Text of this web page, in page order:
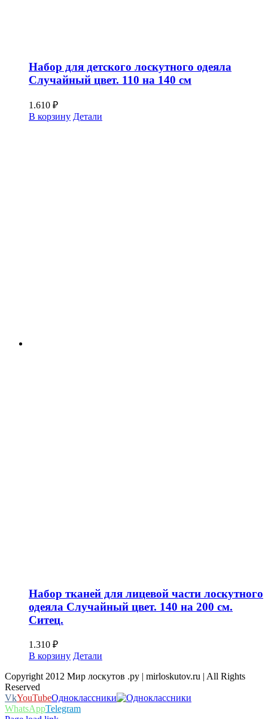
Набор для детского лоскутного одеяла
Случайный цвет. 110 на 140 см
1.610 ₽
В корзину Детали
Набор тканей для лицевой части лоскутного
одеяла Случайный цвет. 140 на 200 см.
Ситец.
1.310 ₽
В корзину Детали
Copyright 2012 Мир лоскутов .ру | mirloskutov.ru | All Rights
Reserved
VkYouTubeОдноклассники
WhatsAppTelegram